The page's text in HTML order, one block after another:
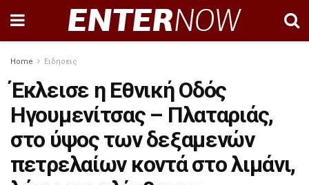
Home Ειδησεις
Έκλεισε η Εθνική Οδός
Ηγουμενίτσας – Πλαταριάς,
στο ύψος των δεξαμενών
πετρελαίων κοντά στο λιμάνι,